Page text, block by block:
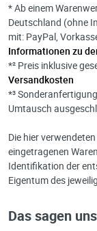
* Ab einem
Deutschland (ohne
mit: PayPal,
Informationen zu
*² Preis inklusive
Versandkosten
*³
Umtausch
Die hier
eingetragenen
Identifikation der
Eigentum des
Das sagen